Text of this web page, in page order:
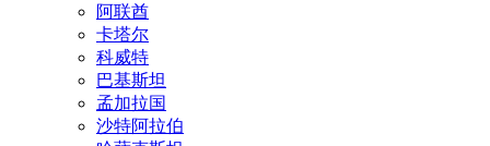
阿联酋
卡塔尔
科威特
巴基斯坦
孟加拉国
沙特阿拉伯